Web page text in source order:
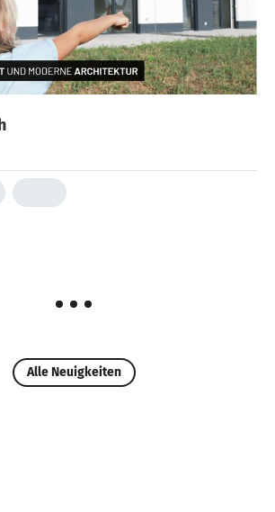
Alle Neuigkeiten